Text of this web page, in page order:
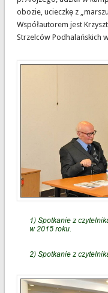
obozie, ucieczkę z
Współautorem jest
Strzelców Podhalańskich